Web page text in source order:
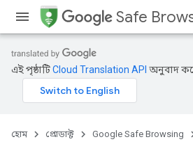
Safe
এই পৃষ্ঠাটিCloud Translation API অনুবাদ
হোম প্রোডাক্ট Google Safe Browsing